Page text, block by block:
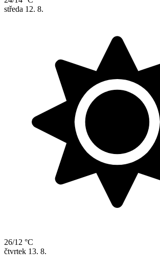
středa 12. 8.
26/12 °C
čtvrtek 13. 8.